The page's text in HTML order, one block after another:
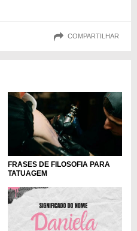
COMPARTILHAR
FRASES DE FILOSOFIA PARA
TATUAGEM